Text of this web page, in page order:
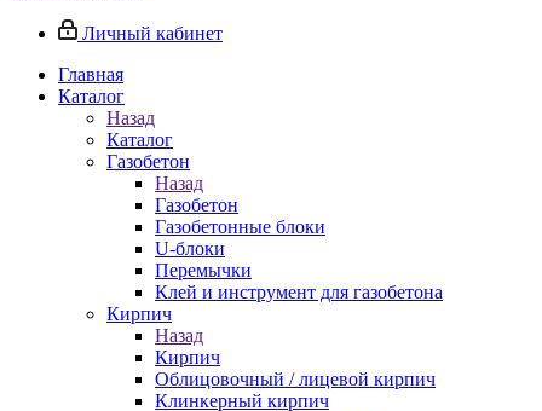
Личный кабинет
Главная
Каталог
Назад
Каталог
Газобетон
Назад
Газобетон
Газобетонные блоки
U-блоки
Перемычки
Клей и инструмент для газобетона
Кирпич
Назад
Кирпич
Облицовочный / лицевой кирпич
Клинкерный кирпич